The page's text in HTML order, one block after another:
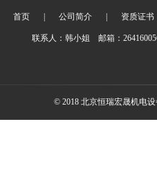
首页 公司简介 资质证书
联系人：韩小姐 邮箱：
© 2018 北京恒瑞宏晟机电